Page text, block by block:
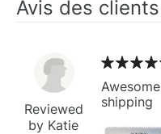
Avis des clients
Reviewed
by Katie
shipping